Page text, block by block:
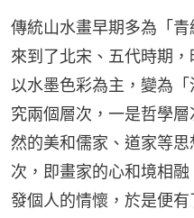
傳統山水畫早期多為「
來到了北宋、五代時期
以水墨色彩為主，變為
究兩個層次，一是哲學
然的美和儒家、道家等
次，即畫家的心和境相
發個人的情懷，於是便